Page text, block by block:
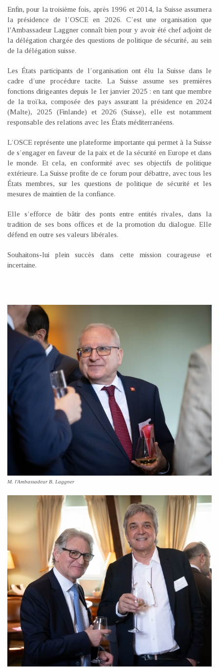
Enfin, pour la troisième fois, après 1996 et 2014, la Suisse assumera
la présidence de l’OSCE en 2026. C’est une organisation que
l'Ambassadeur Laggner connaît bien pour y avoir été chef adjoint de
la délégation chargée des questions de politique de sécurité, au sein
de la délégation suisse.
Les États participants de l’organisation ont élu la Suisse dans le
cadre d’une procédure tacite. La Suisse assume ses premières
fonctions dirigeantes depuis le 1er janvier 2025 : en tant que membre
de la troïka, composée des pays assurant la présidence en 2024
(Malte), 2025 (Finlande) et 2026 (Suisse), elle est notamment
responsable des relations avec les États méditerranéens.
L’OSCE représente une plateforme importante qui permet à la Suisse
de s’engager en faveur de la paix et de la sécurité en Europe et dans
le monde. Et cela, en conformité avec ses objectifs de politique
extérieure. La Suisse profite de ce forum pour débattre, avec tous les
États membres, sur les questions de politique de sécurité et les
mesures de maintien de la confiance.
Elle s’efforce de bâtir des ponts entre entités rivales, dans la
tradition de ses bons offices et de la promotion du dialogue. Elle
défend en outre ses valeurs libérales.
Souhaitons-lui plein succès dans cette mission courageuse et
incertaine.
M. l'Ambassadeur B. Laggner